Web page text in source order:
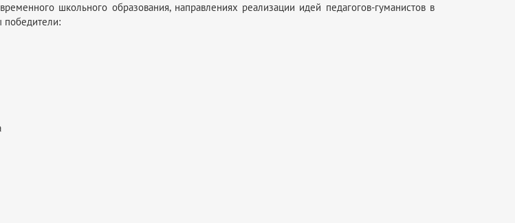
школьного образования, направлениях реализации идей педагогов-гуманистов в
победители: